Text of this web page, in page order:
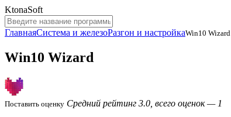
KtonaSoft
ГлавнаяСистема и железоРазгон и настройкаWin10 Wizard
Win10 Wizard
Поставить оценку Средний рейтинг 3.0, всего оценок — 1